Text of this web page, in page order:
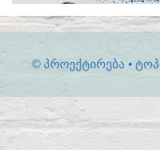
© ᲞᲠᲝᲔᲥᲢᲘᲠᲔᲑᲐ •